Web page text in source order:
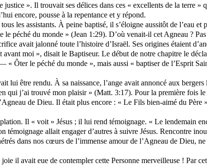
». Il trouvait ses délices dans ces « excellents de la terre
encore, pousse à la repentance et y répond.
les assistants. À peine baptisé, il s’éloigne aussitôt de l’eau
péché du monde » (Jean 1:29). D’où venait-il cet Agneau ?
avait jalonné toute l’histoire d’Israël. Ses origines étaient
moi », disait le Baptiseur. Le début de notre chapitre le
Ôter le péché du monde », mais aussi « baptiser de l’Esprit
lui être rendu. À sa naissance, l’ange avait annoncé aux
qui j’ai trouvé mon plaisir » (Matt. 3:17). Pour la première fois
de Dieu. Il était plus encore : « Le Fils bien-aimé du
Il « voit » Jésus ; il lui rend témoignage. « Le lendemain
témoignage allait engager d’autres à suivre Jésus. Rencontre
dans nos cœurs de l’immense amour de l’Agneau de Dieu,
il avait eue de contempler cette Personne merveilleuse ! Par